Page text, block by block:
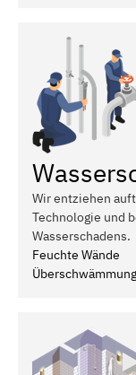
Wir entziehen
Technologie und
Wasserschadens.
Feuchte Wände
Überschwämmung